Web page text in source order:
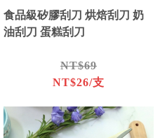
食品級矽膠刮刀 烘焙刮刀 奶
油刮刀 蛋糕刮刀
NT$69
NT$26/支